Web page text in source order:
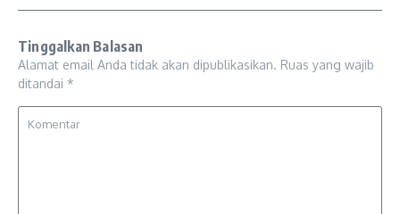
Tinggalkan Balasan
Alamat email Anda tidak akan dipublikasikan. Ruas yang wajib
ditandai *